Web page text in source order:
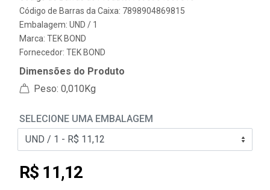
Código de Barras da Caixa: 7898904869815
Embalagem: UND / 1
Marca: TEK BOND
Fornecedor: TEK BOND
Dimensões do Produto
Peso: 0,010Kg
SELECIONE UMA EMBALAGEM
R$ 11,12